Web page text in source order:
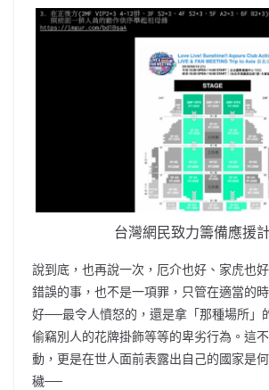
台灣網民致力籌備應援
說到底，也再說一次， 厄介也好、家虎也
錯誤的事，也不是一項罪，只管在適當的
好──最令人憤怒的，還是拿 「那種場所」
偷竊別人的花牌掛飾等等的卑劣行為。這
動，更是在世人面前表露出自己的國家是
穢──